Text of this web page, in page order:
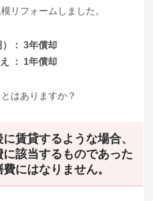
リフォームしました。
： 3年償却
： 1年償却
はありますか？
賃貸するような場合、
該当するものであった
にはなりません。